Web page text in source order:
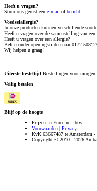
Heeft u vragen?
Stuur ons gerust een e-mail ofbericht
Voedselallergie?
In onze producten kunnen verschillende
Heeft u vragen over de samenstelling van een
Heeft u vragen over een allergie?
Belt u onder openingstijden naar 0172-
Wij helpen u graag!
Uiterste besteltijd Bestellingen voor morgen
Veilig betalen
Blijf op de hoogte
Prijzen in Euro incl. btw
Voorwaarden | Privacy
KvK 63667487 te Amsterdam
Copyright © 2010 - 2026